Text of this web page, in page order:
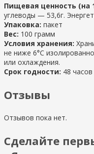
Пищевая ценность (на
углеводы — 53,6г.
Упаковка: пакет
Вес: 100 грамм
Условия хранения:
не ниже 6°С
или охлаждения.
Срок годности: 48 часов
Отзывы
Отзывов пока нет.
Сделайте